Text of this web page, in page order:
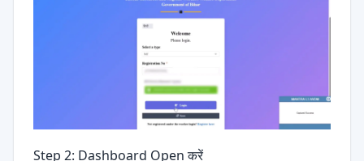
Step 2: Dashboard Open करें